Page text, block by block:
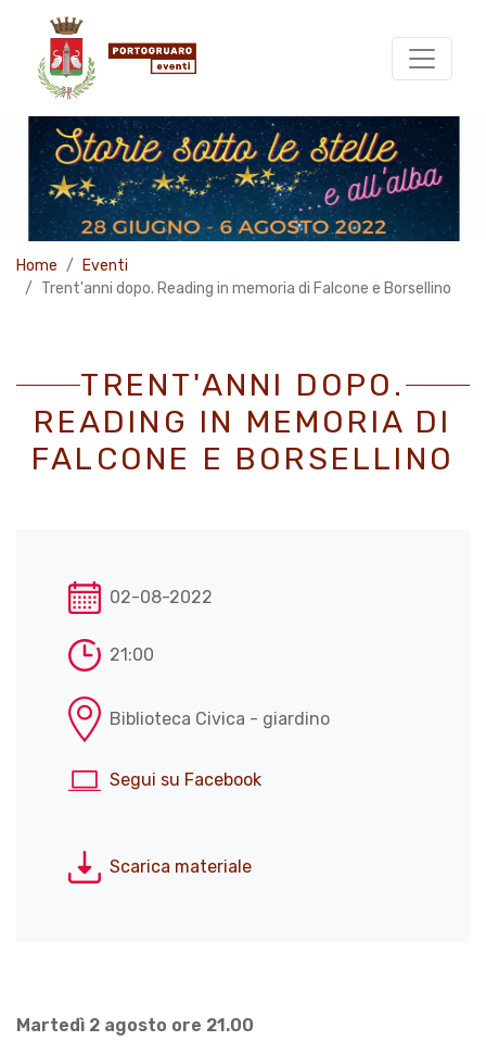
Home
Eventi
Trent'anni dopo. Reading in memoria di Falcone e Borsellino
TRENT'ANNI DOPO.
READING IN MEMORIA DI
FALCONE E BORSELLINO
02-08-2022
21:00
Biblioteca Civica - giardino
Segui su Facebook
Scarica materiale
Martedì 2 agosto ore 21.00